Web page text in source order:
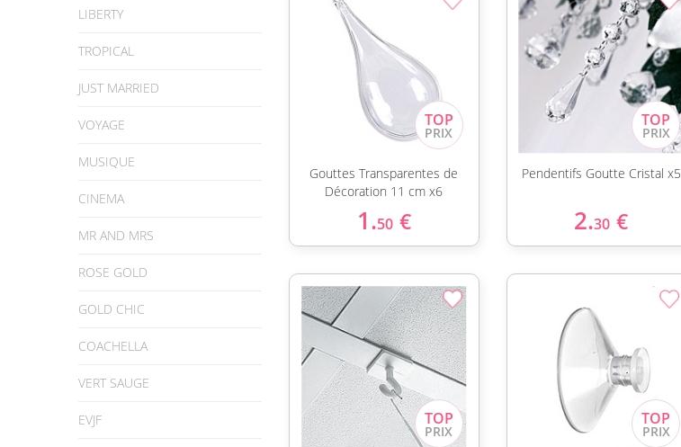
LIBERTY
TROPICAL
JUST MARRIED
VOYAGE
MUSIQUE
CINEMA
MR AND MRS
ROSE GOLD
GOLD CHIC
COACHELLA
VERT SAUGE
EVJF
Gouttes Transparentes de
Décoration 11 cm x6
1.50 €
Pendentifs Goutte Cristal x5
2.30 €